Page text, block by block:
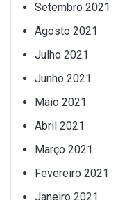
Setembro 2021
Agosto 2021
Julho 2021
Junho 2021
Maio 2021
Abril 2021
Março 2021
Fevereiro 2021
Janeiro 2021